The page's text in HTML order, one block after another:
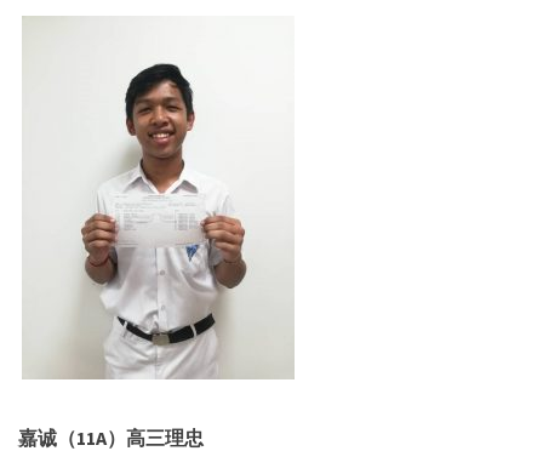
嘉诚（11A）高三理忠